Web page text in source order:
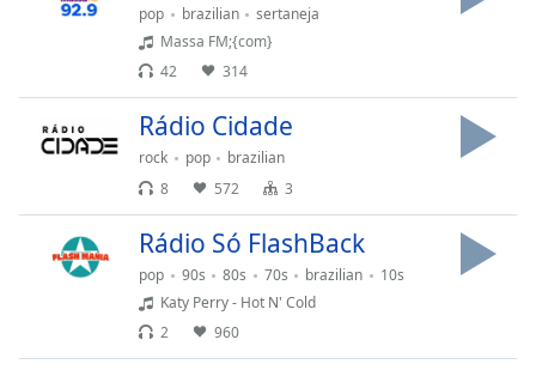
pop brazilian
sertaneja
Massa FM;{com}
42
314
Rádio Cidade
rock pop
brazilian
8
572 3
Rádio Só FlashBack
pop 90s 80s 70s brazilian
10s
Katy Perry - Hot N' Cold
2
960